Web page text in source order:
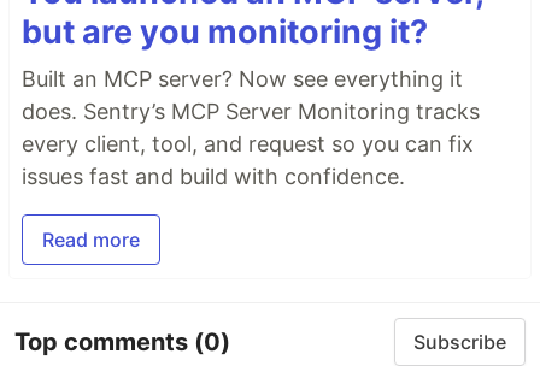
but are you monitoring it?
Built an MCP server? Now see everything it
does. Sentry’s MCP Server Monitoring tracks
every client, tool, and request so you can fix
issues fast and build with confidence.
Read more
Top comments (0) Subscribe